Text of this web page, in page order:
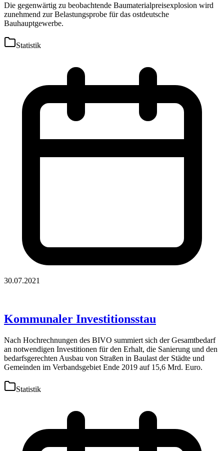
Die gegenwärtig zu beobachtende Baumaterialpreisexplosion wird
zunehmend zur Belastungsprobe für das ostdeutsche
Bauhauptgewerbe.
Statistik
30.07.2021
Kommunaler Investitionsstau
Nach Hochrechnungen des BIVO summiert sich der Gesamtbedarf
an notwendigen Investitionen für den Erhalt, die Sanierung und den
bedarfsgerechten Ausbau von Straßen in Baulast der Städte und
Gemeinden im Verbandsgebiet Ende 2019 auf 15,6 Mrd. Euro.
Statistik